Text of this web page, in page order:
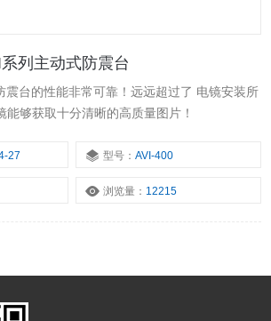
列主动式防震台
震台的性能非常可靠！远远超过了 电镜安装所
能够获取十分清晰的高质量图片！
27 型号：AVI-400
浏览量： 12215